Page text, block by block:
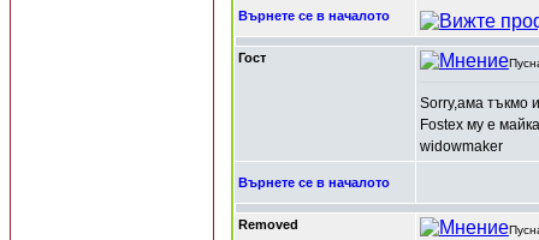
Върнете се в началото
Гост
Sorry,ама тъкмо
Fostex му е
widowmaker
Върнете се в началото
Removed